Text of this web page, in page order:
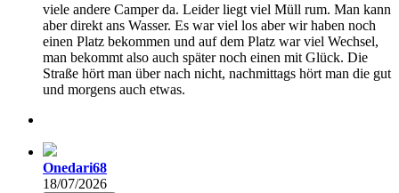
viele andere Camper da. Leider liegt viel Müll rum. Man kann
aber direkt ans Wasser. Es war viel los aber wir haben noch
einen Platz bekommen und auf dem Platz war viel Wechsel,
man bekommt also auch später noch einen mit Glück. Die
Straße hört man über nach nicht, nachmittags hört man die gut
und morgens auch etwas.
Onedari68
18/07/2026